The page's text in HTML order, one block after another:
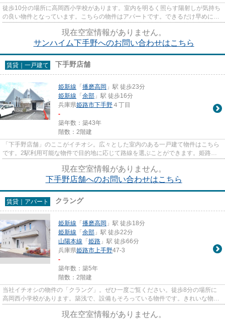
徒歩10分の場所に高岡西小学校があります。室内を明るく照らす陽射しが気持ち
の良い物件となっています。こちらの物件はアパートです。できるだけ早めに不
動産情報を集めたい方は当社...
現在空室情報がありません。
サンハイム下手野へのお問い合わせはこちら
賃貸｜一戸建て 下手野店舗
姫新線 「播磨高岡 」駅 徒歩23分
姫新線 「余部 」駅 徒歩16分
兵庫県姫路市下手野 ４丁目
-
築年数：築43年
階数：2階建
「下手野店舗」のここがイチオシ。広々とした室内のある一戸建て物件はこちら
です。2駅利用可能な物件で目的地に応じて路線を選ぶことができます。姫路市
や姫新線播磨高岡周辺で賃貸戸...
現在空室情報がありません。
下手野店舗へのお問い合わせはこちら
賃貸｜アパート クラング
姫新線 「播磨高岡 」駅 徒歩18分
姫新線 「余部 」駅 徒歩22分
山陽本線 「姫路 」駅 徒歩66分
兵庫県姫路市 上手野47-3
-
築年数：築5年
階数：2階建
当社イチオシの物件の「クラング」。ぜひ一度ご覧ください。徒歩8分の場所に
高岡西小学校があります。築浅で、設備もそろっている物件です。きれいな物件
で気持ちもフレッシュ。こちら...
現在空室情報がありません。